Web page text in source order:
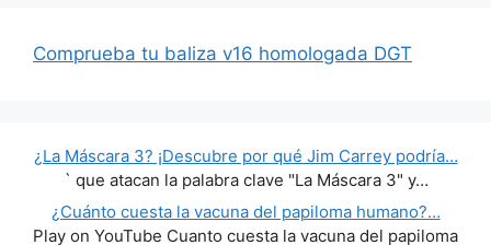
Comprueba tu baliza v16 homologada DGT
¿La Máscara 3? ¡Descubre por qué Jim Carrey podría…
` que atacan la palabra clave "La Máscara 3" y…
¿Cuánto cuesta la vacuna del papiloma humano?…
Play on YouTube Cuanto cuesta la vacuna del papiloma